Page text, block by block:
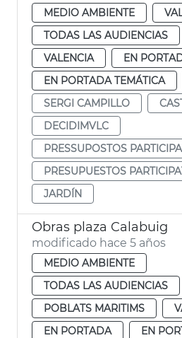
MEDIO AMBIENTE
TODAS LAS AUDIENCIAS
VALENCIA
EN
EN PORTADA TEMÁTICA
SERGI CAMPILLO
DECIDIMVLC
PRESSUPOSTOS
PRESUPUESTOS
JARDÍN
Obras plaza Calabuig
modificado hace 5 años
MEDIO AMBIENTE
TODAS LAS AUDIENCIAS
POBLATS MARITIMS
EN PORTADA
EN